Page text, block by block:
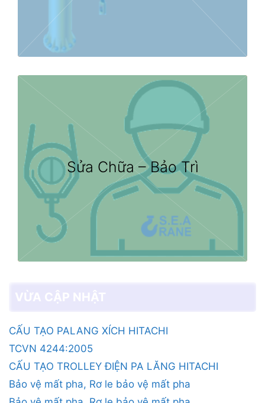
Sửa Chữa – Bảo Trì
CẤU TẠO PALANG XÍCH HITACHI
TCVN 4244:2005
CẤU TẠO TROLLEY ĐIỆN PA LĂNG HITACHI
Bảo vệ mất pha, Rơ le bảo vệ mất pha